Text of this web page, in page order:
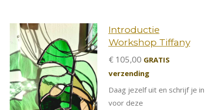
Introductie
Workshop Tiffany
€ 105,00 GRATIS
verzending
Daag jezelf uit en schrijf je in
voor deze